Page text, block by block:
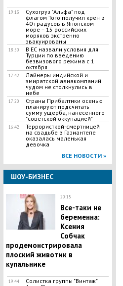
19:13
Сухогруз "Альфа" под
флагом Того получил крен в
40 градусов в Японском
море – 15 российских
моряков экстренно
эвакуированы
18:50
В ЕС назвали условия для
Турции по введению
безвизового режима с 1
октября
17:42
Лайнеры индийской и
эмиратской авиакомпаний
чудом не столкнулись в
небе
17:20
Страны Прибалтики осенью
планируют подсчитать
сумму ущерба, нанесенного
"советской оккупацией"
16:42
Террористкой-смертницей
на свадьбе в Газиантепе
оказалась маленькая
девочка
ВСЕ НОВОСТИ »
ШОУ-БИЗНЕС
20:15
Все-таки не
беременна:
Ксения
Собчак
продемонстрировала
плоский животик в
купальнике
19:44
Солистка группы "Винтаж"